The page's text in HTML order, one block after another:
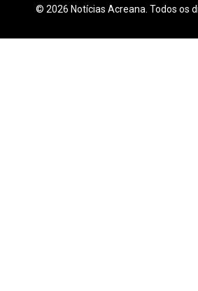
© 2026 Notícias Acreana. Todos os